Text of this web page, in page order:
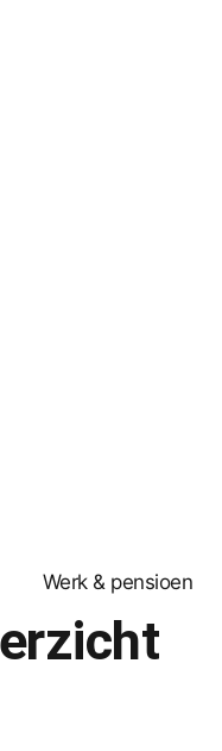
Werk & pensioen